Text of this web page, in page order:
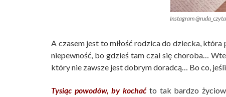
Instagram @ruda_czyta
A czasem jest to miłość rodzica do dziecka,
niepewność, bo gdzieś tam czai się choroba…
który nie zawsze jest dobrym doradcą… Bo co,
Tysiąc powodów, by kochaćto tak bardzo